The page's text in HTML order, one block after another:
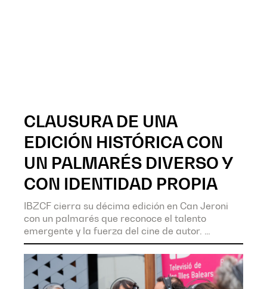
CLAUSURA DE UNA
EDICIÓN HISTÓRICA CON
UN PALMARÉS DIVERSO Y
CON IDENTIDAD PROPIA
IBZCF cierra su décima edición en Can Jeroni
con un palmarés que reconoce el talento
emergente y la fuerza del cine de autor.